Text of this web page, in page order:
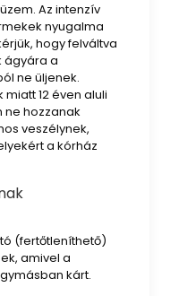
Az intenzív
nyugalma
hogy felváltva
ágyára a
ne üljenek.
12 éven aluli
hozzanak
veszélynek,
a kórház
(fertőtleníthető)
amivel a
kárt.